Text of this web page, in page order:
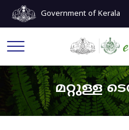
Government of Kerala
മറ്റുള്ള